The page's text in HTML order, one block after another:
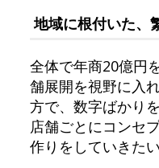
地域に根付いた、
全体で年商20億円
舗展開を視野に入
方で、数字ばかり
店舗ごとにコンセ
作りをしていきた